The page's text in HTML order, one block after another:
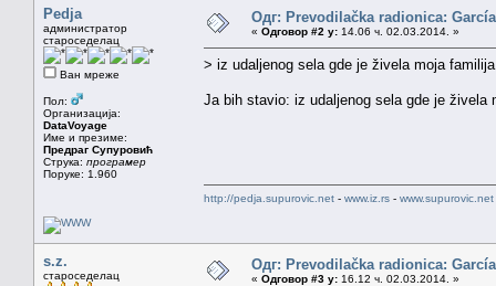
Pedja
администратор
староседелац
Ван мреже
Пол:
Организација:
DataVoyage
Име и презиме:
Предраг Супуровић
Струка: програмер
Поруке: 1.960
Одг: Prevodilačka radionica:
« Одговор #2 у: 14.06 ч. 02.03.2014. »
> iz udaljenog sela gde je živela moja
Ja bih stavio: iz udaljenog sela gde je živela
http://pedja.supurovic.net - www.iz.rs - www.supurovic.net
s.z.
староседелац
Одг: Prevodilačka radionica:
« Одговор #3 у: 16.12 ч. 02.03.2014. »